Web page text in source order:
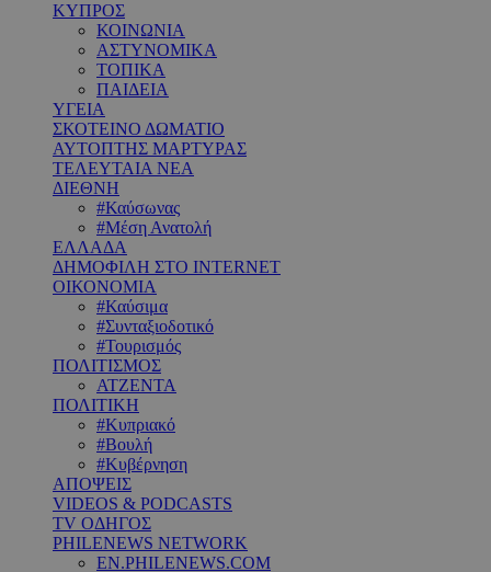
ΚΥΠΡΟΣ
ΚΟΙΝΩΝΙΑ
ΑΣΤΥΝΟΜΙΚΑ
ΤΟΠΙΚΑ
ΠΑΙΔΕΙΑ
ΥΓΕΙΑ
ΣΚΟΤΕΙΝΟ ΔΩΜΑΤΙΟ
ΑΥΤΟΠΤΗΣ ΜΑΡΤΥΡΑΣ
ΤΕΛΕΥΤΑΙΑ ΝΕΑ
ΔΙΕΘΝΗ
#Καύσωνας
#Μέση Ανατολή
ΕΛΛΑΔΑ
ΔΗΜΟΦΙΛΗ ΣΤΟ INTERNET
ΟΙΚΟΝΟΜΙΑ
#Καύσιμα
#Συνταξιοδοτικό
#Τουρισμός
ΠΟΛΙΤΙΣΜΟΣ
ΑΤΖΕΝΤΑ
ΠΟΛΙΤΙΚΗ
#Κυπριακό
#Βουλή
#Κυβέρνηση
ΑΠΟΨΕΙΣ
VIDEOS & PODCASTS
TV ΟΔΗΓΟΣ
PHILENEWS NETWORK
EN.PHILENEWS.COM